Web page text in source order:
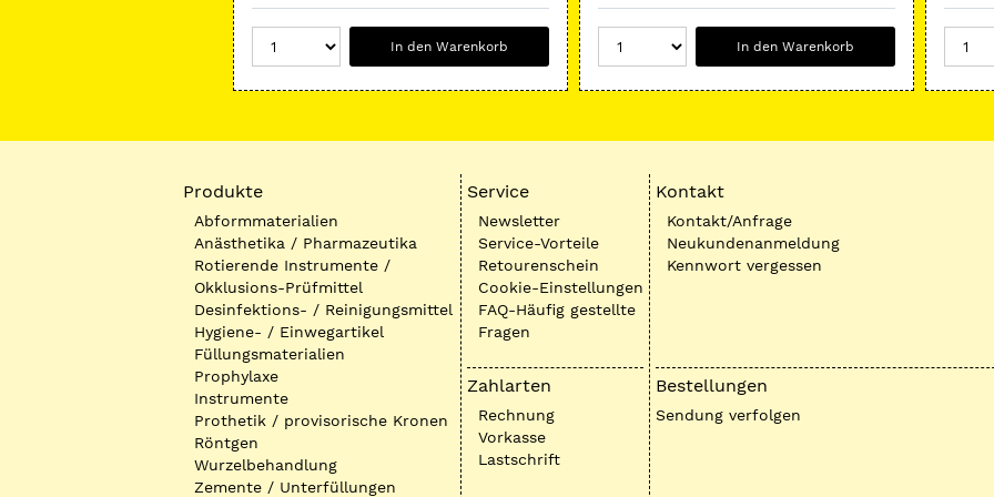
In den Warenkorb In den Warenkorb
Produkte
Abformmaterialien
Anästhetika / Pharmazeutika
Rotierende Instrumente /
Okklusions-Prüfmittel
Desinfektions- / Reinigungsmittel
Hygiene- / Einwegartikel
Füllungsmaterialien
Prophylaxe
Instrumente
Prothetik / provisorische Kronen
Röntgen
Wurzelbehandlung
Zemente / Unterfüllungen
Service
Newsletter
Service-Vorteile
Retourenschein
Cookie-Einstellungen
FAQ-Häufig gestellte
Fragen
Zahlarten
Rechnung
Vorkasse
Lastschrift
Kontakt
Kontakt/Anfrage
Neukundenanmeldung
Kennwort vergessen
Bestellungen
Sendung verfolgen